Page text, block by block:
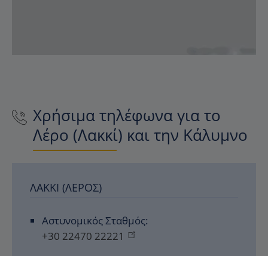
Χρήσιμα τηλέφωνα για το
Λέρο (Λακκί) και την Κάλυμνο
ΛΑΚΚΊ (ΛΈΡΟΣ)
Αστυνομικός Σταθμός:
+30 22470 22221